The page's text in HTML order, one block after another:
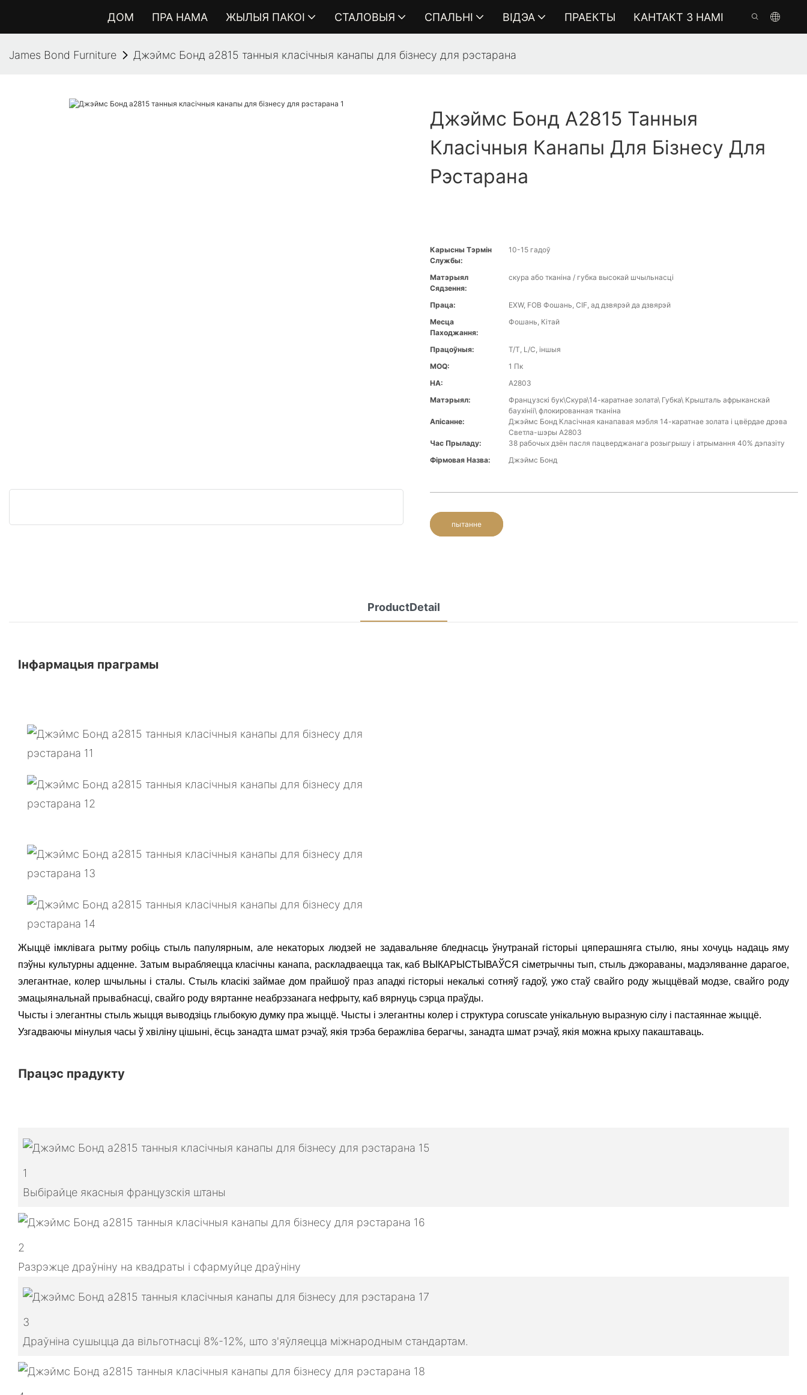
ДОМ ПРА НАМА ЖЫЛЫЯ ПАКОІ СТАЛОВЫЯ СПАЛЬНІ ВІДЭА ПРАЕКТЫ КАНТАКТ З НАМІ
James Bond Furniture Джэймс Бонд a2815 танныя класічныя канапы для бізнесу для рэстарана
Джэймс Бонд A2815 Танныя
Класічныя Канапы Для Бізнесу Для
Рэстарана
Карысны Тэрмін
Службы:
10-15 гадоў
Матэрыял
Сядзення:
скура або тканіна / губка высокай шчыльнасці
Праца:
EXW, FOB Фошань, CIF, ад дзвярэй да дзвярэй
Месца
Паходжання:
Фошань, Кітай
Працоўныя:
T/T, L/C, іншыя
MOQ:
1 Пк
НА:
A2803
Матэрыял:
Французскі бук\Скура\14-каратнае золата\ Губка\ Крышталь афрыканскай
баухініі\ флокированная тканіна
Апісанне:
Джэймс Бонд Класічная канапавая мэбля 14-каратнае золата і цвёрдае дрэва
Светла-шэры A2803
Час Прыладу:
38 рабочых дзён пасля пацверджанага розыгрышу і атрымання 40% дэпазіту
Фірмовая Назва:
Джэймс Бонд
пытанне
ProductDetail
Інфармацыя праграмы
Жыццё імклівага рытму робіць стыль папулярным, але некаторых людзей не задавальняе бледнасць ўнутранай гісторыі цяперашняга стылю, яны хочуць надаць яму
пэўны культурны адценне. Затым вырабляецца класічны канапа, раскладваецца так, каб ВЫКАРЫСТЫВАЎСЯ сіметрычны тып, стыль дэкораваны, мадэляванне дарагое,
элегантнае, колер шчыльны і сталы. Стыль класікі займае дом прайшоў праз ападкі гісторыі некалькі сотняў гадоў, ужо стаў свайго роду жыццёвай модзе, свайго роду
эмацыянальнай прывабнасці, свайго роду вяртанне неабрэзанага нефрыту, каб вярнуць сэрца праўды.
Чысты і элегантны стыль жыцця выводзіць глыбокую думку пра жыццё. Чысты і элегантны колер і структура coruscate унікальную выразную сілу і пастаяннае жыццё.
Узгадваючы мінулыя часы ў хвіліну цішыні, ёсць занадта шмат рэчаў, якія трэба беражліва берагчы, занадта шмат рэчаў, якія можна крыху пакаштаваць.
Працэс прадукту
1
Выбірайце якасныя французскія штаны
2
Разрэжце драўніну на квадраты і сфармуйце драўніну
3
Драўніна сушыцца да вільготнасці 8%-12%, што з'яўляецца міжнародным стандартам.